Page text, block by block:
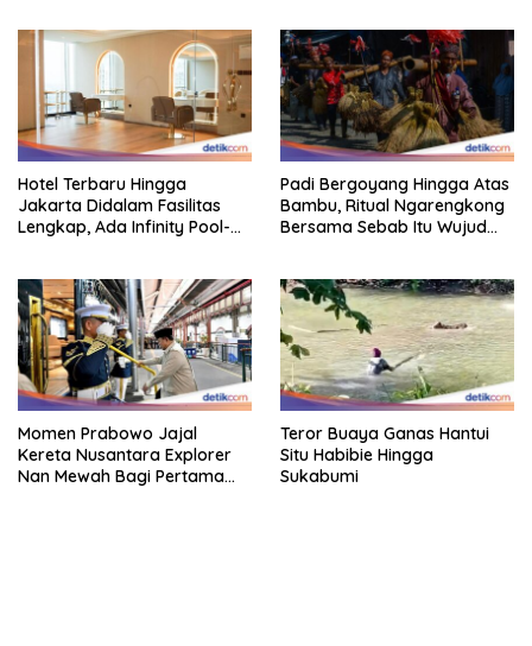
Hotel Terbaru Hingga
Jakarta Didalam Fasilitas
Lengkap, Ada Infinity Pool-
Padi Bergoyang Hingga Atas
Bambu, Ritual Ngarengkong
Bersama Sebab Itu Wujud
Momen Prabowo Jajal
Kereta Nusantara Explorer
Nan Mewah Bagi Pertama
Teror Buaya Ganas Hantui
Situ Habibie Hingga
Sukabumi